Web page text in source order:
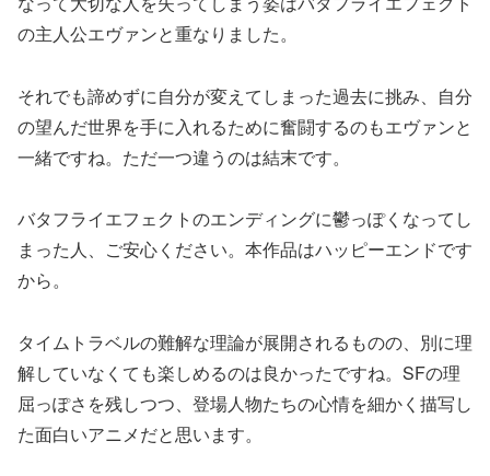
の主人公エヴァンと重なりました。
それでも諦めずに自分が変えてしまった過去に挑み、自分
の望んだ世界を手に入れるために奮闘するのもエヴァンと
一緒ですね。ただ一つ違うのは結末です。
バタフライエフェクトのエンディングに鬱っぽくなってし
まった人、ご安心ください。本作品はハッピーエンドです
から。
タイムトラベルの難解な理論が展開されるものの、別に理
解していなくても楽しめるのは良かったですね。SFの理
屈っぽさを残しつつ、登場人物たちの心情を細かく描写し
た面白いアニメだと思います。